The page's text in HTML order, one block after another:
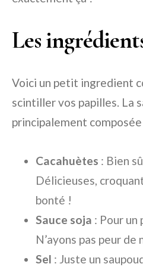
Les
Voici un petit ingredient
scintiller vos papilles. La
principalement composée
Cacahuètes : Bien
Délicieuses,
bonté !
Sauce soja : Pour
N’ayons pas peur
Sel : Juste un